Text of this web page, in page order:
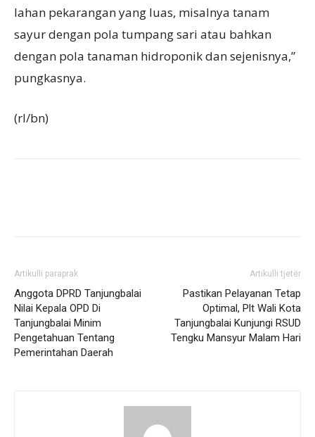
lahan pekarangan yang luas, misalnya tanam
sayur dengan pola tumpang sari atau bahkan
dengan pola tanaman hidroponik dan sejenisnya,”
pungkasnya.
(rl/bn)
Artikulli paraprak
Anggota DPRD Tanjungbalai
Nilai Kepala OPD Di
Tanjungbalai Minim
Pengetahuan Tentang
Pemerintahan Daerah
Artikulli tjetër
Pastikan Pelayanan Tetap
Optimal, Plt Wali Kota
Tanjungbalai Kunjungi RSUD
Tengku Mansyur Malam Hari